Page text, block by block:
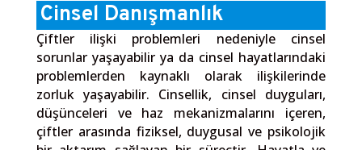
Cinsel Danışmanlık
Çiftler ilişki problemleri nedeniyle cinsel
sorunlar yaşayabilir ya da cinsel hayatlarındaki
problemlerden kaynaklı olarak ilişkilerinde
zorluk yaşayabilir. Cinsellik, cinsel duyguları,
düşünceleri ve haz mekanizmalarını içeren,
çiftler arasında fiziksel, duygusal ve psikolojik